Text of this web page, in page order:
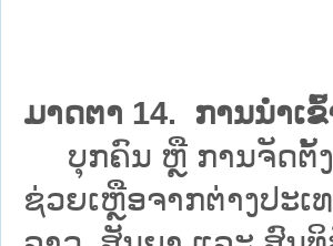
ມາດຕາ 14. ການນຳເ
ບຸກຄົນ ຫຼື ການຈັດຕັ້ງ
ຊ່ວຍເຫຼືອຈາກຕ່າງປະ